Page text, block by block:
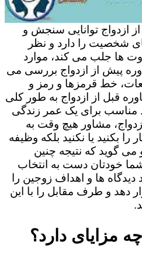
ازدواج توانایی سنجش و
شخصیت را دارد و نظر
ها جلب می کند، موارد
پیش از ازدواج بررسی می
خط قرمزها و رمز و
قبل از ازدواج به طور کلی
مناسب برای یک عمر زندگی
مشاور هیچ وقت به
بکنید یا نکنید بلکه وظیفه
گوید که نتیجه چنین
خودتان دست به انتخاب
دیدگاه ها و اهداف زوجین را
دهد و طرف مقابل را با این
مزایای دارد؟